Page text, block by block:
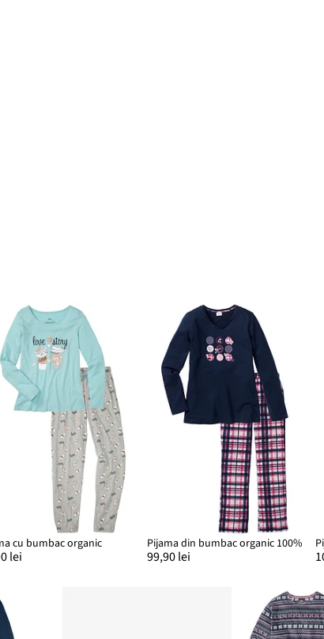
cu bumbac organic
lei
Pijama din bumbac organic 100%
99,90 lei